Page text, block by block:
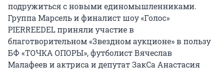
подружиться с новыми единомышленниками.
Группа Марсель и финалист шоу «Голос»
PIERREEDEL приняли участие в
благотворительном «Звездном аукционе» в пользу
БФ «ТОЧКА ОПОРЫ», футболист Вячеслав
Малафеев и актриса и депутат ЗакСа Анастасия